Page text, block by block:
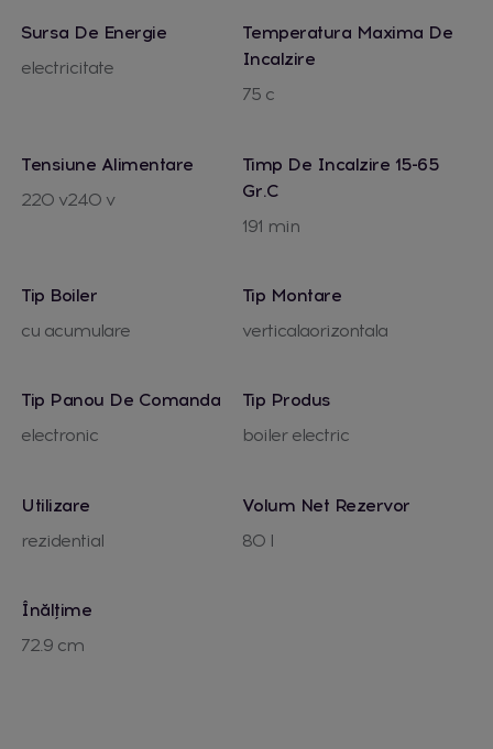
Sursa De Energie
electricitate
Temperatura Maxima De
Incalzire
75 c
Tensiune Alimentare
220 v240 v
Timp De Incalzire 15-65
Gr.c
191 min
Tip Boiler
cu acumulare
Tip Montare
verticalaorizontala
Tip Panou De Comanda
electronic
Tip Produs
boiler electric
Utilizare
rezidential
Volum Net Rezervor
80 l
Înălțime
72.9 cm